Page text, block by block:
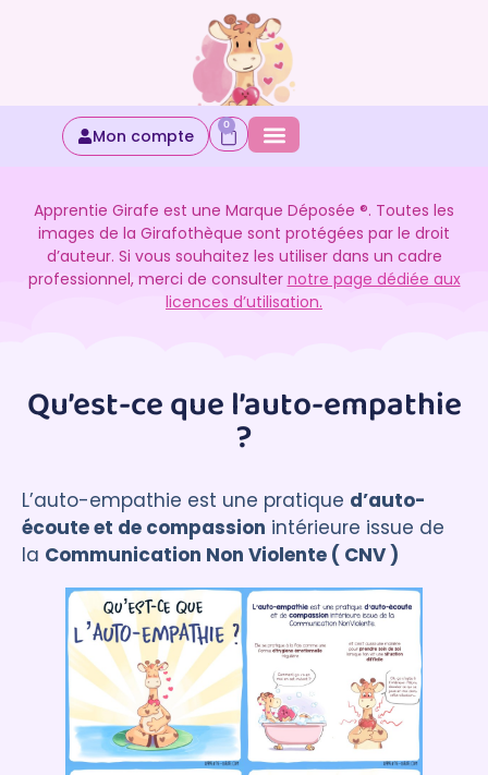
Mon compte
0
Apprentie Girafe est une Marque Déposée ®. Toutes les
images de la Girafothèque sont protégées par le droit
d’auteur. Si vous souhaitez les utiliser dans un cadre
professionnel, merci de consulter notre page dédiée aux
licences d’utilisation.
Qu’est-ce que l’auto-empathie
?
L’auto-empathie est une pratique d’auto-
écoute et de compassion intérieure issue de
la Communication Non Violente ( CNV )